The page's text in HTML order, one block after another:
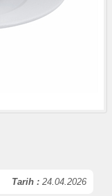
Tarih : 24.04.2026